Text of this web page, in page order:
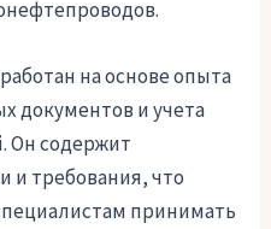
на основе опыта
документов и учета
Он содержит
и требования, что
принимать